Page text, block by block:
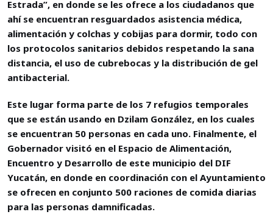
Estrada”, en donde se les ofrece a los ciudadanos que
ahí se encuentran resguardados asistencia médica,
alimentación y colchas y cobijas para dormir, todo con
los protocolos sanitarios debidos respetando la sana
distancia, el uso de cubrebocas y la distribución de gel
antibacterial.
Este lugar forma parte de los 7 refugios temporales
que se están usando en Dzilam González, en los cuales
se encuentran 50 personas en cada uno. Finalmente, el
Gobernador visitó en el Espacio de Alimentación,
Encuentro y Desarrollo de este municipio del DIF
Yucatán, en donde en coordinación con el Ayuntamiento
se ofrecen en conjunto 500 raciones de comida diarias
para las personas damnificadas.